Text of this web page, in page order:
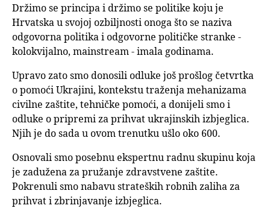
Držimo se principa i držimo se politike koju je
Hrvatska u svojoj ozbiljnosti onoga što se naziva
odgovorna politika i odgovorne političke stranke -
kolokvijalno, mainstream - imala godinama.
Upravo zato smo donosili odluke još prošlog četvrtka
o pomoći Ukrajini, kontekstu traženja mehanizama
civilne zaštite, tehničke pomoći, a donijeli smo i
odluke o pripremi za prihvat ukrajinskih izbjeglica.
Njih je do sada u ovom trenutku ušlo oko 600.
Osnovali smo posebnu ekspertnu radnu skupinu koja
je zadužena za pružanje zdravstvene zaštite.
Pokrenuli smo nabavu strateških robnih zaliha za
prihvat i zbrinjavanje izbjeglica.